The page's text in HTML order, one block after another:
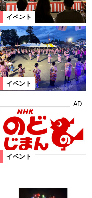
イベント
イベント
イベント
AD